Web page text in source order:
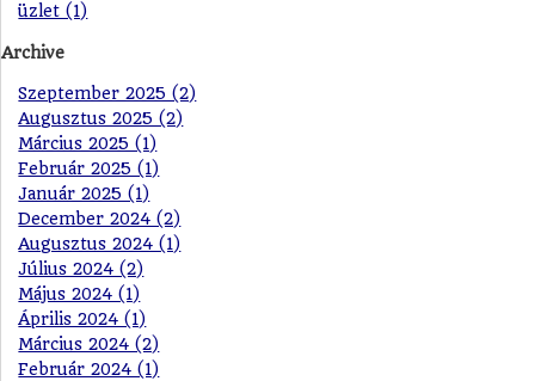
üzlet (1)
Archive
Szeptember 2025 (2)
Augusztus 2025 (2)
Március 2025 (1)
Február 2025 (1)
Január 2025 (1)
December 2024 (2)
Augusztus 2024 (1)
Július 2024 (2)
Május 2024 (1)
Április 2024 (1)
Március 2024 (2)
Február 2024 (1)